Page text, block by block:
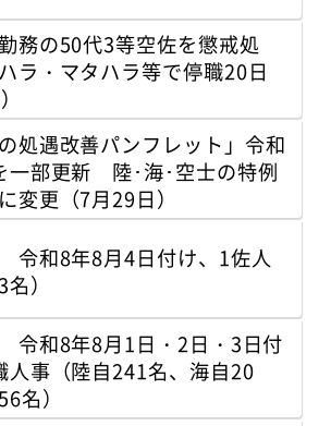
務の50代3等空佐を懲戒処
・マタハラ等で停職20日
処遇改善パンフレット」令和
一部更新 陸･海･空士の特例
変更（7月29日）
令和8年8月4日付け、1佐人
）
令和8年8月1日・2日・3日付
人事（陸自241名、海自20
名）